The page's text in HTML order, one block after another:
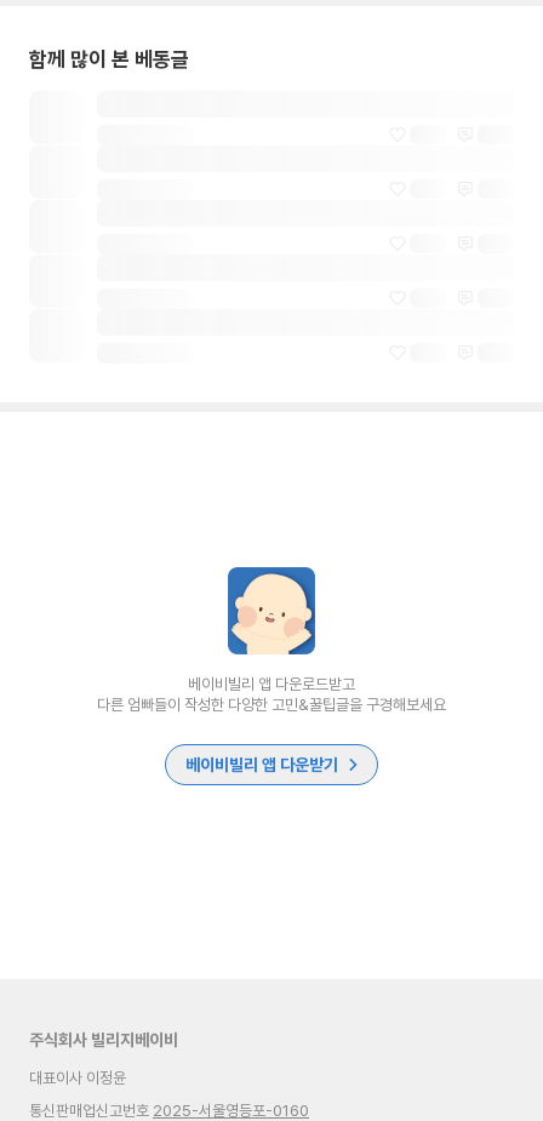
함께 많이 본 베동글
베이비빌리 앱 다운로드받고
다른 엄빠들이 작성한 다양한 고민&꿀팁글을 구경해보세요
베이비빌리 앱 다운받기
주식회사 빌리지베이비
대표이사 이정윤
통신판매업신고번호 2025-서울영등포-0160